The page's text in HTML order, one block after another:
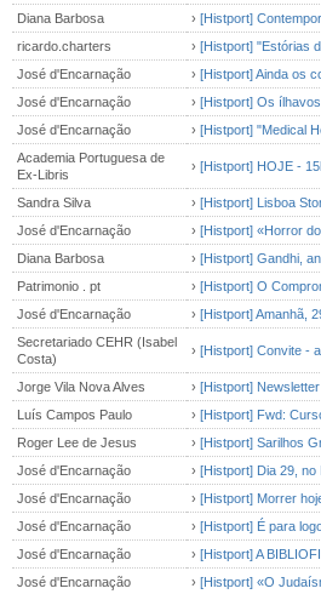
Diana Barbosa › [Histport]
ricardo.charters
› [Histport] "Estórias
José d'Encarnação
› [Histport] Ainda os
José d'Encarnação
› [Histport] Os
José d'Encarnação
› [Histport] "Medical
Academia Portuguesa de
Ex-Libris
› [Histport] HOJE -
Sandra Silva › [Histport] Lisboa
José d'Encarnação
› [Histport] «Horror
Diana Barbosa
› [Histport] Gandhi,
Patrimonio . pt
› [Histport] O
José d'Encarnação
› [Histport] Amanhã,
Secretariado CEHR (Isabel
Costa)
› [Histport] Convite -
Jorge Vila Nova Alves › [Histport] Newsletter
Luís Campos Paulo
› [Histport] Fwd:
Roger Lee de Jesus
› [Histport] Sarilhos
José d'Encarnação
› [Histport] Dia 29, no
José d'Encarnação
› [Histport] Morrer
José d'Encarnação
› [Histport] É para
José d'Encarnação
› [Histport] A
José d'Encarnação
› [Histport] «O